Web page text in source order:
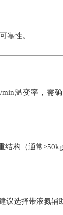
靠性。
温变率，需
构（通常
议选择带液氮辅